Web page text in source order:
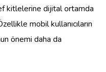
kitlelerine dijital ortamda
mobil kullanıcıların
önemi daha da